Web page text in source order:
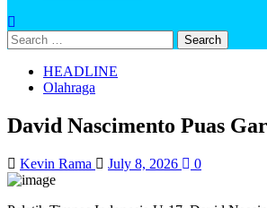
HEADLINE
Olahraga
David Nascimento Puas
Kevin Rama July 8, 2026 0